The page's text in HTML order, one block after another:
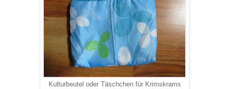
Kulturbeutel oder Täschchen für Krimskrams